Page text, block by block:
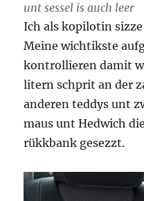
unt sessel is auch leer
Ich als kopilotin
Meine wichtikste
kontrollieren damit
litern schprit an der
anderen teddys unt
maus unt Hedwich
rükkbank gesezzt.